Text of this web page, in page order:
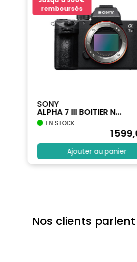
remboursés
SONY
ALPHA 7 III BOITIER N...
EN STOCK
1599
Ajouter au panier
Nos clients